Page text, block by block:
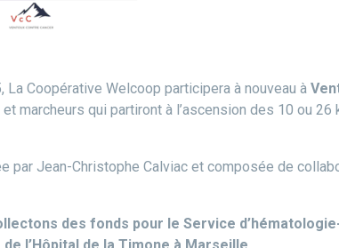
Coopérative Welcoop participera à nouveau à
marcheurs qui partiront à l’ascension des 10 ou 26
par Jean-Christophe Calviac et composée de
des fonds pour le Service